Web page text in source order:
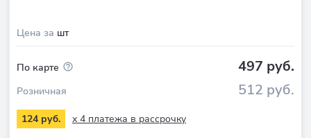
Цена за шт
По карте 497 руб.
Розничная 512 руб.
124 руб. x 4 платежа в рассрочку